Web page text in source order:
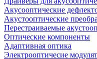
Акусооптические
Акустооптические
Перестраиваемые
Оптические компоненты
Адаптивная оптика
Электрооптичесие